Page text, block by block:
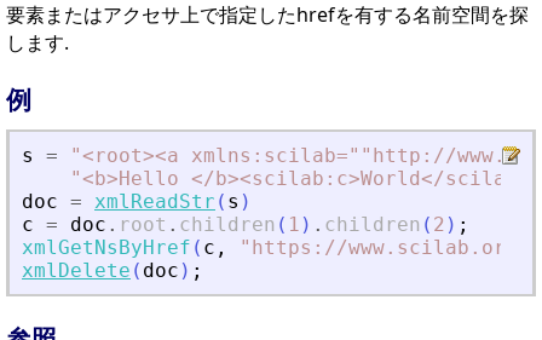
要素またはアクセサ上で指定したhrefを有する名前空間を探
します.
例
s = "< root><a xmlns:scilab=""http://
"<b>Hello </b><scilab:c>World</scilab:c
doc = xmlReadStr ( s )
c = doc . root . children ( 1 ) . children ( 2 ) ;
xmlGetNsByHref ( c , " https://www.scilab.org
xmlDelete ( doc ) ;